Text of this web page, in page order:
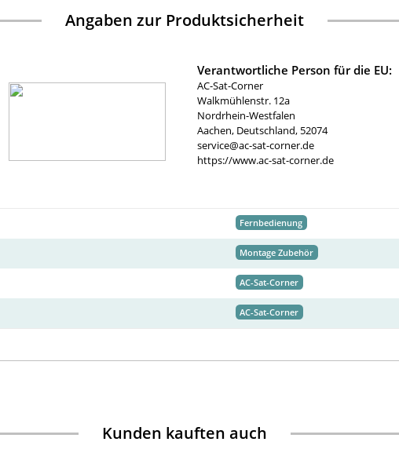
Angaben zur Produktsicherheit
Verantwortliche Person für die EU:
AC-Sat-Corner
Walkmühlenstr. 12a
Nordrhein-Westfalen
Aachen, Deutschland, 52074
service@ac-sat-corner.de
https://www.ac-sat-corner.de
Fernbedienung
Montage Zubehör
AC-Sat-Corner
AC-Sat-Corner
Kunden kauften auch